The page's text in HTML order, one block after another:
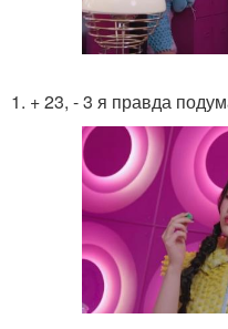
1. + 23, - 3 я правда